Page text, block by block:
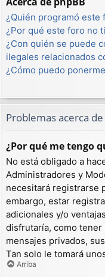
¿Quién programó este
¿Por qué este foro no
¿Con quién se puede
ilegales relacionados
¿Cómo puedo
Problemas acerca
¿Por qué me tengo
No está obligado a
Administradores y
necesitará registrarse
embargo, estar
adicionales y/o
disfrutaría, como tener
mensajes privados,
Tan solo le tomará
Arriba